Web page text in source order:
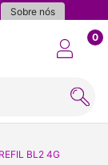
Sobre nós
0
BL2 4G